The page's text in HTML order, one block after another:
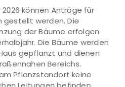
können Anträge für
werden. Die
der Bäume erfolgen
Die Bäume werden
gepflanzt und dienen
Bereichs.
Pflanzstandort keine